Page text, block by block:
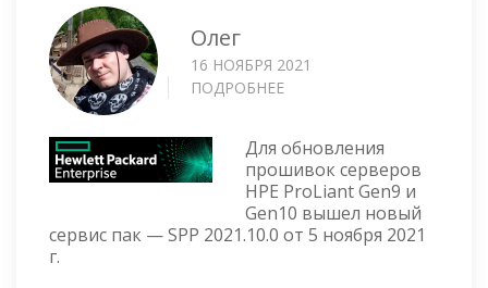
Олег
16 НОЯБРЯ 2021
ПОДРОБНЕЕ
PACK
FOR
PROLIANT
—
VERSION
Для обновления
прошивок серверов
HPE ProLiant Gen9 и
Gen10 вышел новый
сервис пак — SPP 2021.10.0 от 5 ноября 2021
г.